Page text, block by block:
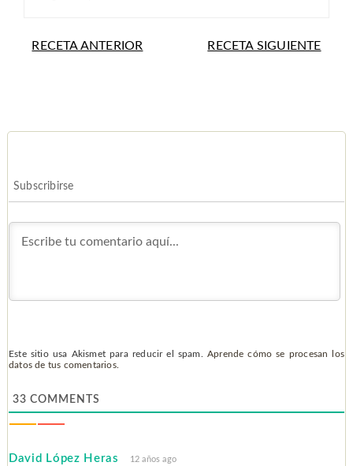
RECETA ANTERIOR RECETA SIGUIENTE
Subscribirse
Este sitio usa Akismet para reducir el spam. Aprende cómo se procesan los
datos de tus comentarios.
33 COMMENTS
David López Heras 12 años ago